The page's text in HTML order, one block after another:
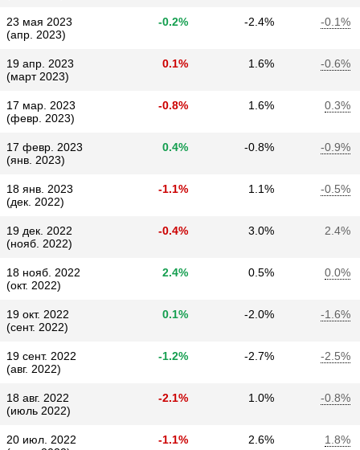
23 мая 2023
(апр. 2023)
-0.2% -2.4% -0.1%
19 апр. 2023
(март 2023)
0.1% 1.6% -0.6%
17 мар. 2023
(февр. 2023)
-0.8% 1.6% 0.3%
17 февр. 2023
(янв. 2023)
0.4% -0.8% -0.9%
18 янв. 2023
(дек. 2022)
-1.1% 1.1% -0.5%
19 дек. 2022
(нояб. 2022)
-0.4% 3.0% 2.4%
18 нояб. 2022
(окт. 2022)
2.4% 0.5% 0.0%
19 окт. 2022
(сент. 2022)
0.1% -2.0% -1.6%
19 сент. 2022
(авг. 2022)
-1.2% -2.7% -2.5%
18 авг. 2022
(июль 2022)
-2.1% 1.0% -0.8%
20 июл. 2022
-1.1% 2.6% 1.8%